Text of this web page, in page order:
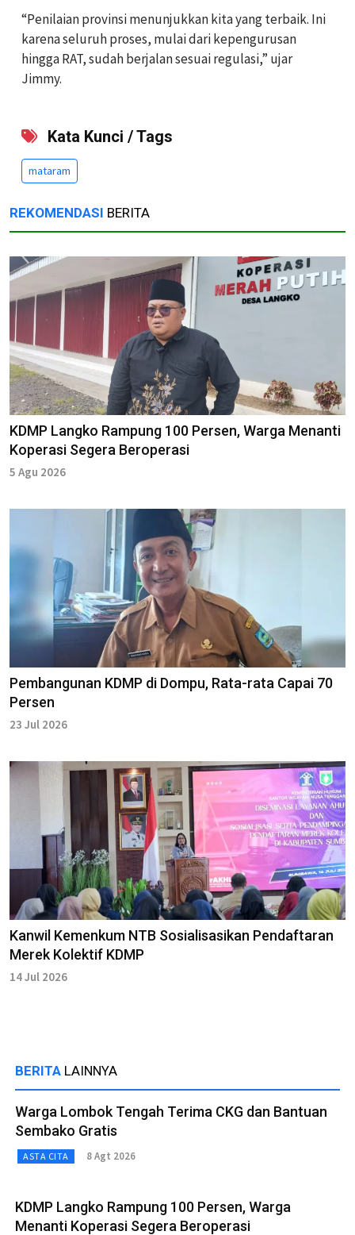
“Penilaian provinsi menunjukkan kita yang terbaik. Ini
karena seluruh proses, mulai dari kepengurusan
hingga RAT, sudah berjalan sesuai regulasi,” ujar
Jimmy.
Kata Kunci / Tags
mataram
REKOMENDASI BERITA
KDMP Langko Rampung 100 Persen, Warga Menanti
Koperasi Segera Beroperasi
5 Agu 2026
Pembangunan KDMP di Dompu, Rata-rata Capai 70
Persen
23 Jul 2026
Kanwil Kemenkum NTB Sosialisasikan Pendaftaran
Merek Kolektif KDMP
14 Jul 2026
BERITA LAINNYA
Warga Lombok Tengah Terima CKG dan Bantuan
Sembako Gratis
ASTA CITA 8 Agt 2026
KDMP Langko Rampung 100 Persen, Warga
Menanti Koperasi Segera Beroperasi